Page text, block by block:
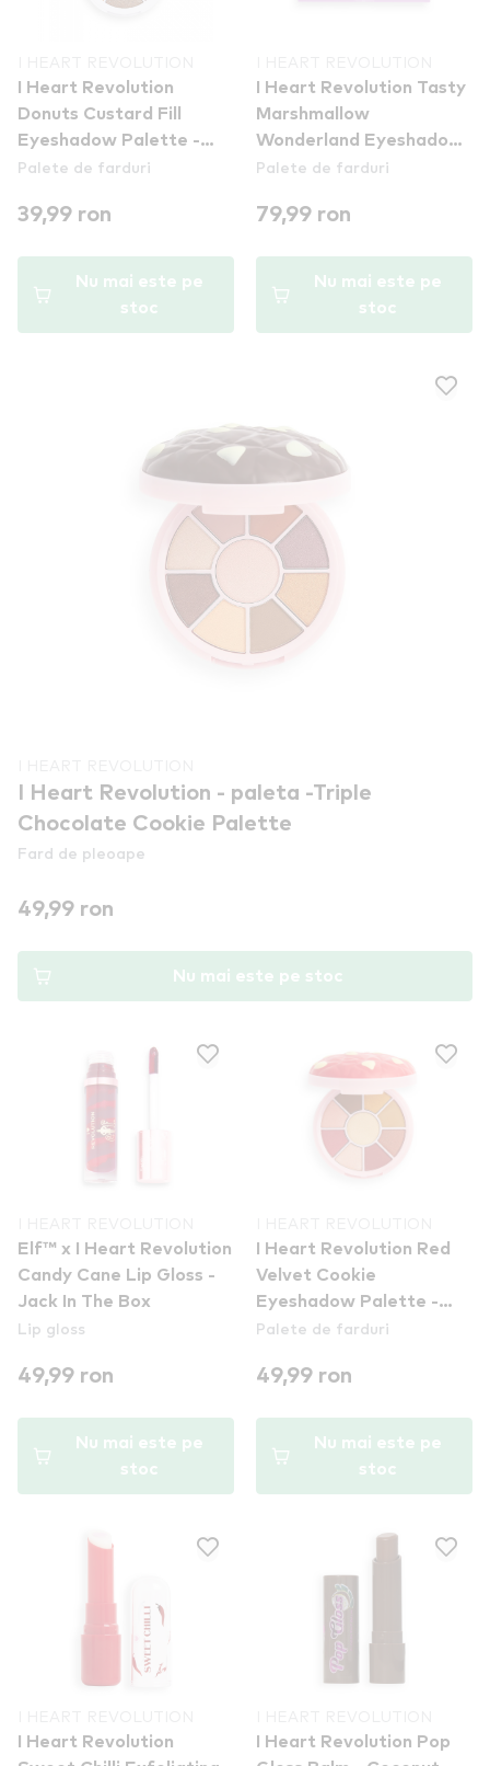
I Heart Revolution
Donuts Custard Fill
Eyeshadow Palette -
paleta de farduri
Palete de farduri
39,99 ron
Nu mai este pe
stoc
I Heart Revolution Tasty
Marshmallow
Wonderland Eyeshadow
Palette
Palete de farduri
79,99 ron
Nu mai este pe
stoc
I Heart Revolution - paleta -Triple
Chocolate Cookie Palette
Fard de pleoape
49,99 ron
Nu mai este pe stoc
Elf™ x I Heart Revolution
Candy Cane Lip Gloss -
Jack In The Box
Lip gloss
49,99 ron
Nu mai este pe
stoc
I Heart Revolution Red
Velvet Cookie
Eyeshadow Palette -
paleta de farduri
Palete de farduri
49,99 ron
Nu mai este pe
stoc
I Heart Revolution
I Heart Revolution Pop